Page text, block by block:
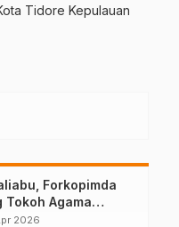
Tidore Kepulauan
Forkopimda
Tokoh Agama
Damai
2026